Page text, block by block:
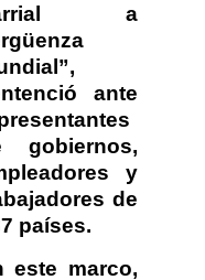
a
ante
gobiernos,
y
de
países.
este marco,